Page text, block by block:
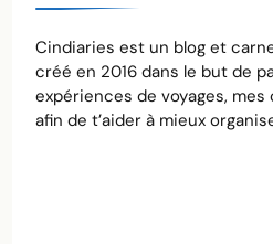
Cindiaries est un blog et
créé en 2016 dans le but de
expériences de voyages,
afin de t’aider à mieux